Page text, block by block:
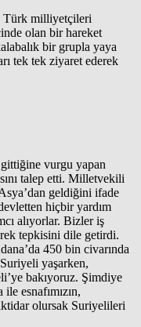
Türk milliyetçileri
olan bir hareket
bir grupla yaya
tek tek ziyaret ederek
vurgu yapan
talep etti. Milletvekili
geldiğini ifade
hiçbir yardım
alıyorlar. Bizler iş
tepkisini dile getirdi.
450 bin civarında
yaşarken,
bakıyoruz. Şimdiye
esnafımızın,
olursak Suriyelileri